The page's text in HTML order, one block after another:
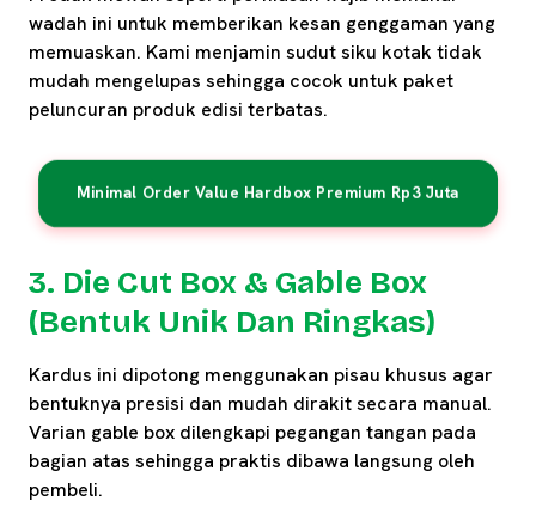
wadah ini untuk memberikan kesan genggaman yang
memuaskan. Kami menjamin sudut siku kotak tidak
mudah mengelupas sehingga cocok untuk paket
peluncuran produk edisi terbatas.
Minimal Order Value Hardbox Premium Rp3 Juta
3. Die Cut Box & Gable Box
(Bentuk Unik Dan Ringkas)
Kardus ini dipotong menggunakan pisau khusus agar
bentuknya presisi dan mudah dirakit secara manual.
Varian gable box dilengkapi pegangan tangan pada
bagian atas sehingga praktis dibawa langsung oleh
pembeli.